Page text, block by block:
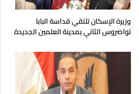
وزيرة الإسكان تلتقي قداسة البابا
تواضروس الثاني بمدينة العلمين الجديدة